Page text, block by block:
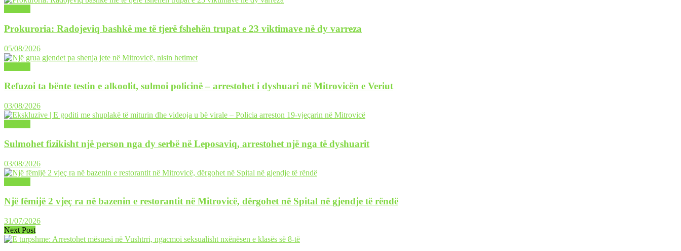
Prokuroria: Radojeviq bashkë me të tjerë fshehën trupat e 23 viktimave në dy varreza
05/08/2026
Refuzoi ta bënte testin e alkoolit, sulmoi policinë – arrestohet i dyshuari në Mitrovicën e Veriut
03/08/2026
Sulmohet fizikisht një person nga dy serbë në Leposaviq, arrestohet një nga të dyshuarit
03/08/2026
Një fëmijë 2 vjeç ra në bazenin e restorantit në Mitrovicë, dërgohet në Spital në gjendje të rëndë
31/07/2026
Next Post